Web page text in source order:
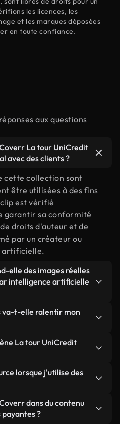
les licences, les
et les marques déposées
en toute confiance.
aux questions
La tour UniCredit
avec des clients ?
cette collection sont
être utilisées à des fins
est vérifié
garantir sa conformité
droits d'auteur et de
par un créateur ou
artificielle.
elle des images réelles
intelligence artificielle
hybride
filmées par des
vidéo est
vous sachiez
va-t-elle ralentir mon
versions optimisées.
légers, prêts pour le
élevée tout en
et en
comme le LCP.
La tour UniCredit
instantanément avec
suffit de décrire la scène,
en quelques
conforme à nos
lorsque j'utilise des
Toutes les vidéos
libres de droits et
dans du contenu
payantes ?